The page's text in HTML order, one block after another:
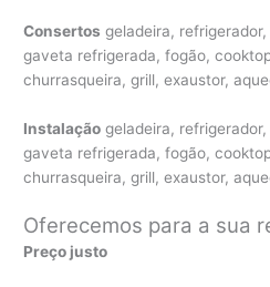
Consertos geladeira,
gaveta refrigerada, fogão,
churrasqueira, grill, exaustor,
Instalação geladeira,
gaveta refrigerada, fogão,
churrasqueira, grill, exaustor,
Oferecemos para a sua
Preço justo